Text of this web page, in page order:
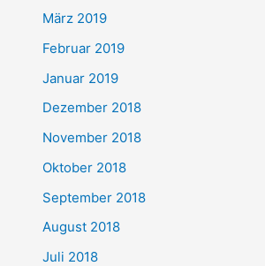
März 2019
Februar 2019
Januar 2019
Dezember 2018
November 2018
Oktober 2018
September 2018
August 2018
Juli 2018